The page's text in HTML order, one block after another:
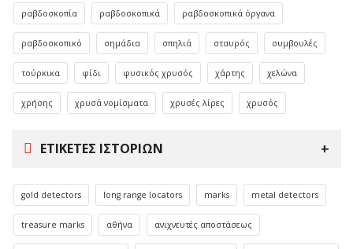
ραβδοσκοπία ραβδοσκοπικά ραβδοσκοπικά όργανα
ραβδοσκοπικό σημάδια σπηλιά σταυρός συμβουλές
τούρκικα φίδι φυσικός χρυσός χάρτης χελώνα
χρήσης χρυσά νομίσματα χρυσές λίρες χρυσός
ΕΤΙΚΈΤΕΣ ΙΣΤΟΡΙΏΝ
gold detectors long range locators marks metal detectors
treasure marks αθήνα ανιχνευτές αποστάσεως